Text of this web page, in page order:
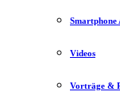
Smartphone
Videos
Vorträge &